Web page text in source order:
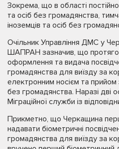
Зокрема, що в області
та осіб без громадянства,
іноземців та осіб без
Очільник Управління ДМС у
ШАПРАН зазначив, що протягом
оформлення та видача
громадянства для виїзду за
електронним носієм та
без громадянства. Наразі дві
Міграційної служби із
Прикметно, що Черкащина
надавати біометричні
громадянства для виїзду за